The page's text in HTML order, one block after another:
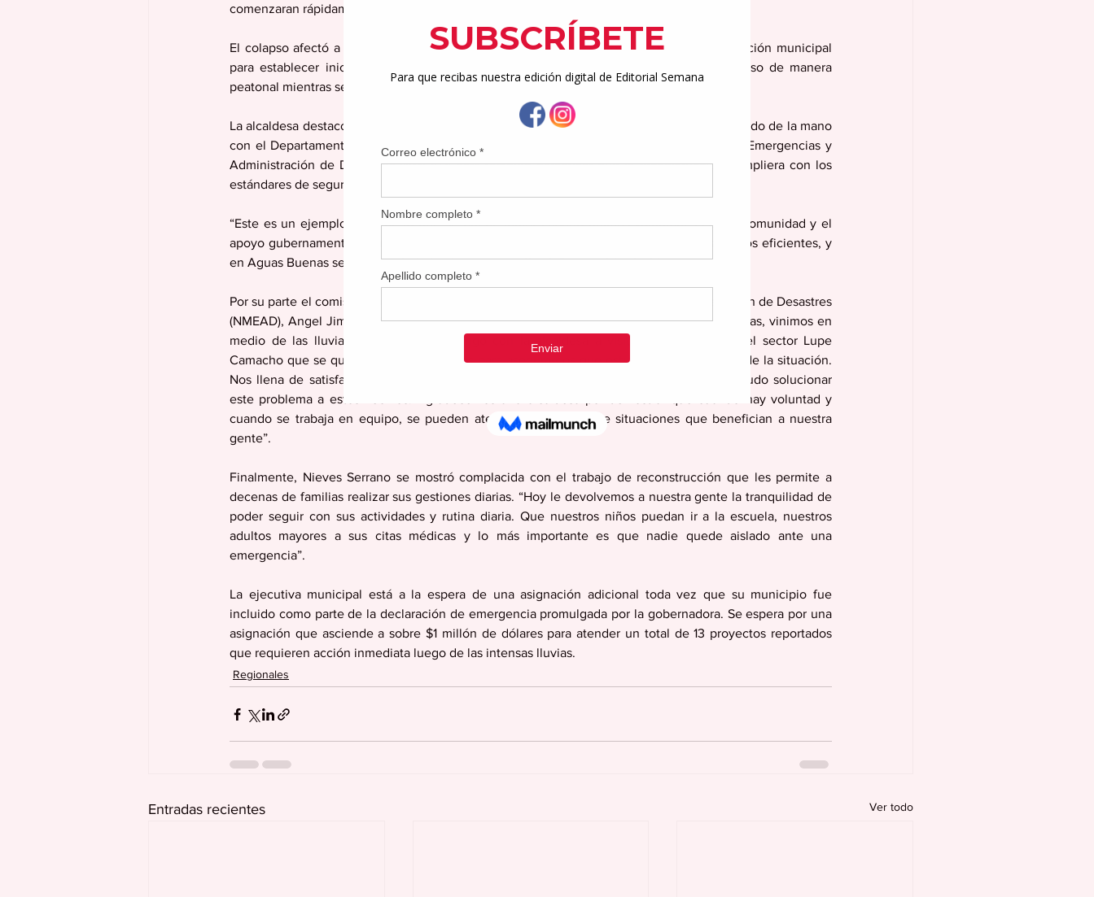
comenzaran rápidamente y se completaran sin contratiempos”, expresó Nieves Serrano.
El colapso afectó a 26 familias aguasbonenses, quienes colaboraron junto a la administración municipal
para establecer inicialmente una estructura provisional que permitiera restablecer el paso de manera
peatonal mientras se realizaban las obras permanentes.
La alcaldesa destacó que, como parte del proceso, se realizó un esfuerzo conjunto trabajando de la mano
con el Departamento de Seguridad Pública (DSP) y la Agencia Estatal para el Manejo de Emergencias y
Administración de Desastres (NMEAD) para también garantizar que la reconstrucción cumpliera con los
estándares de seguridad a largo plazo.
“Este es un ejemplo claro de lo que se puede lograr cuando unimos voluntades con la comunidad y el
apoyo gubernamental estatal. Nuestro pueblo merece una infraestructura segura y servicios eficientes, y
en Aguas Buenas seguiremos trabajando para garantizarlo”, agregó la alcaldesa.
Por su parte el comisionado del Negociado para el Manejo de Emergencias y Administración de Desastres
(NMEAD), Angel Jiménez Colón, destaco que “Querer es poder. Apenas hace unas semanas, vinimos en
medio de las lluvias un sábado y domingo con la alcaldesa a visitar las 26 familias del sector Lupe
Camacho que se quedaron incomunicadas para asegurarnos que estuviesen bien, dentro de la situación.
Nos llena de satisfacción ver que trabajando en conjunto el Municipio con Estado, se pudo solucionar
este problema a estos vecinos. Agradecemos a la alcaldesa por demostrar que cuando hay voluntad y
cuando se trabaja en equipo, se pueden atender eficientemente situaciones que benefician a nuestra
gente”.
Finalmente, Nieves Serrano se mostró complacida con el trabajo de reconstrucción que les permite a
decenas de familias realizar sus gestiones diarias. “Hoy le devolvemos a nuestra gente la tranquilidad de
poder seguir con sus actividades y rutina diaria. Que nuestros niños puedan ir a la escuela, nuestros
adultos mayores a sus citas médicas y lo más importante es que nadie quede aislado ante una
emergencia”.
La ejecutiva municipal está a la espera de una asignación adicional toda vez que su municipio fue
incluido como parte de la declaración de emergencia promulgada por la gobernadora. Se espera por una
asignación que asciende a sobre $1 millón de dólares para atender un total de 13 proyectos reportados
que requieren acción inmediata luego de las intensas lluvias.
Regionales
Entradas recientes Ver todo